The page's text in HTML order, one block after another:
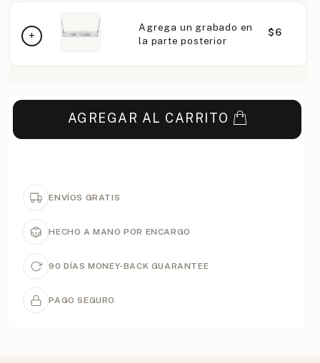
Agrega un grabado en
la parte posterior
$6
AGREGAR AL CARRITO
ENVÍOS GRATIS
HECHO A MANO POR ENCARGO
90 DÍAS MONEY-BACK GUARANTEE
PAGO SEGURO